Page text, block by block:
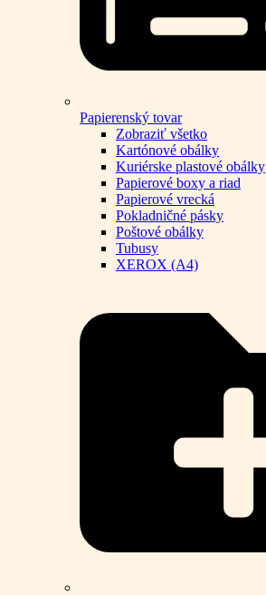
Papierenský tovar
Zobraziť všetko
Kartónové obálky
Kuriérske plastové obálky
Papierové boxy a riad
Papierové vrecká
Pokladničné pásky
Poštové obálky
Tubusy
XEROX (A4)